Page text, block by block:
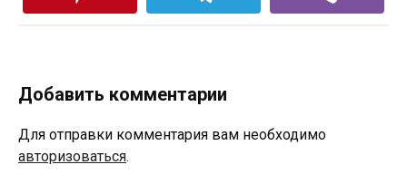
Добавить комментарии
Для отправки комментария вам необходимо
авторизоваться.